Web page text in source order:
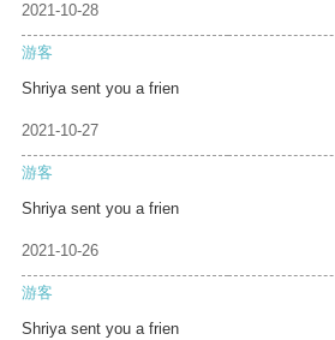
2021-10-28
游客
Shriya sent you a frien
2021-10-27
游客
Shriya sent you a frien
2021-10-26
游客
Shriya sent you a frien